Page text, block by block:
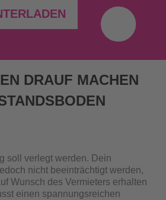
DRAUF MACHEN
soll verlegt werden. Dein
nicht beeinträchtigt werden,
Wunsch des Vermieters erhalten
einen spannungsreichen